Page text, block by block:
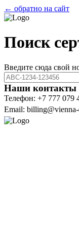
← обратно на сайт
Поиск
Введите сюда свой
Наши контакты
Телефон: +7 777 079
Email: